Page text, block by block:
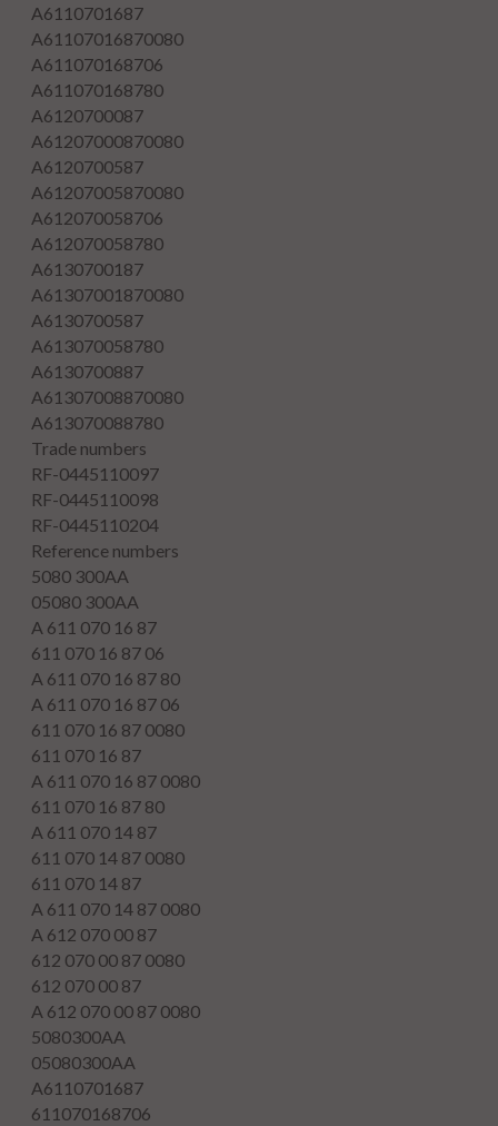
A6110701687
A61107016870080
A611070168706
A611070168780
A6120700087
A61207000870080
A6120700587
A61207005870080
A612070058706
A612070058780
A6130700187
A61307001870080
A6130700587
A613070058780
A6130700887
A61307008870080
A613070088780
Trade numbers
RF-0445110097
RF-0445110098
RF-0445110204
Reference numbers
5080 300AA
05080 300AA
A 611 070 16 87
611 070 16 87 06
A 611 070 16 87 80
A 611 070 16 87 06
611 070 16 87 0080
611 070 16 87
A 611 070 16 87 0080
611 070 16 87 80
A 611 070 14 87
611 070 14 87 0080
611 070 14 87
A 611 070 14 87 0080
A 612 070 00 87
612 070 00 87 0080
612 070 00 87
A 612 070 00 87 0080
5080300AA
05080300AA
A6110701687
611070168706